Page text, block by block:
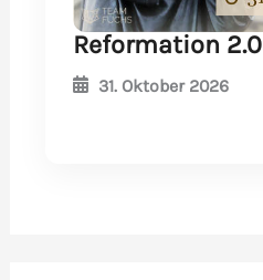
Reformation 2.0
31. Oktober 2026